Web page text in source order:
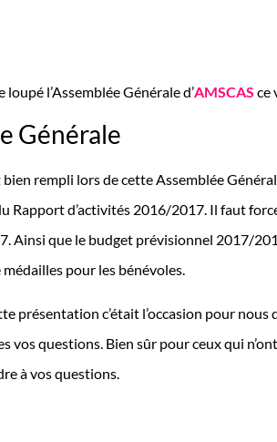
l’Assemblée Générale d’AMSCAS ce
Générale
bien rempli lors de cette Assemblée
Rapport d’activités 2016/2017. Il faut
Ainsi que le budget prévisionnel 2017/
pour les bénévoles.
présentation c’était l’occasion pour
vos questions. Bien sûr pour ceux qui
à vos questions.